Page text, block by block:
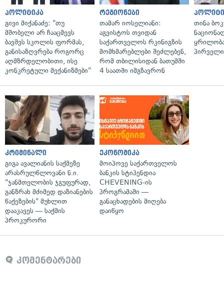
პოლიტიკა
გივი მიქანაძე: "თუ
მშობელი არ ჩააცმევს
ბავშვს სკოლის ფორმას,
განისაზღვრება როგორც
აღმზრდელობითი, ისე
კონკრეტული მექანიზმები"
რეგიონები
თამარ იოსელიანი:
აგვისტოს თვიდან
საქართველოს რკინიგზის
მომხმარებლები შეძლებენ,
რომ თბილისიდან ბათუმში
4 საათში იმგზავრონ
თინა
კრიმინალი
გიგა ავალიანის საქმეზე
არასრულწლოვანი ნ.ი.
"ჯანმთელობის ჯგუფურად,
განზრახ მძიმედ დაზიანების
წაქეზების" მუხლით
დააკავეს — საქმის
პროკურორი
ეკონომიკა
მოიპოვე საქართველოს
ბანკის სტიპენდია
CHEVENING-ის
პროგრამაში —
განაცხადების მიღება
დაიწყო
კომენტარები